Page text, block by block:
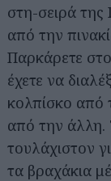
στη-σειρά
από την
Παρκάρετε
έχετε να
κολπίσκο από
από την άλλη.
τουλάχιστον
τα βραχάκια